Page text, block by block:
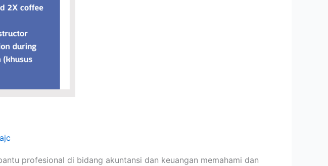
profesional di bidang akuntansi dan keuangan memahami dan